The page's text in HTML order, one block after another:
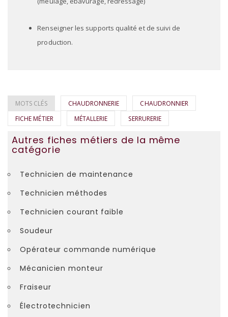
Renseigner les supports qualité et de suivi de
production.
MOTS CLÉS CHAUDRONNERIE
CHAUDRONNIER
FICHE MÉTIER
MÉTALLERIE SERRURERIE
Autres fiches métiers de la même
catégorie
Technicien de maintenance
Technicien méthodes
Technicien courant faible
Soudeur
Opérateur commande numérique
Mécanicien monteur
Fraiseur
Électrotechnicien